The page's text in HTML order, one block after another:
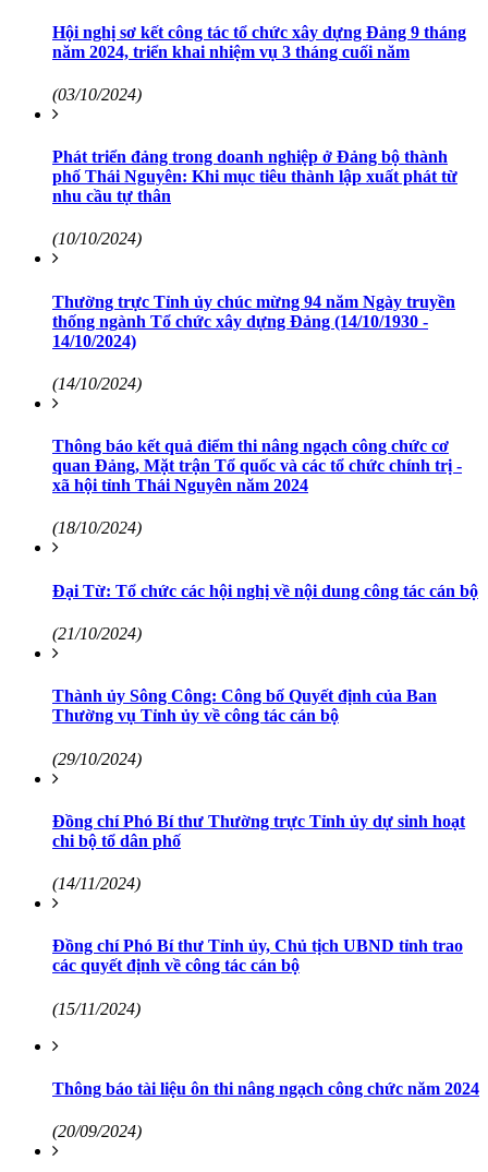
Hội nghị sơ kết công tác tổ chức xây dựng Đảng 9 tháng
năm 2024, triển khai nhiệm vụ 3 tháng cuối năm
(03/10/2024)
Phát triển đảng trong doanh nghiệp ở Đảng bộ thành
phố Thái Nguyên: Khi mục tiêu thành lập xuất phát từ
nhu cầu tự thân
(10/10/2024)
Thường trực Tỉnh ủy chúc mừng 94 năm Ngày truyền
thống ngành Tổ chức xây dựng Đảng (14/10/1930 -
14/10/2024)
(14/10/2024)
Thông báo kết quả điểm thi nâng ngạch công chức cơ
quan Đảng, Mặt trận Tổ quốc và các tổ chức chính trị -
xã hội tỉnh Thái Nguyên năm 2024
(18/10/2024)
Đại Từ: Tổ chức các hội nghị về nội dung công tác cán bộ
(21/10/2024)
Thành ủy Sông Công: Công bố Quyết định của Ban
Thường vụ Tỉnh ủy về công tác cán bộ
(29/10/2024)
Đồng chí Phó Bí thư Thường trực Tỉnh ủy dự sinh hoạt
chi bộ tổ dân phố
(14/11/2024)
Đồng chí Phó Bí thư Tỉnh ủy, Chủ tịch UBND tỉnh trao
các quyết định về công tác cán bộ
(15/11/2024)
Thông báo tài liệu ôn thi nâng ngạch công chức năm 2024
(20/09/2024)